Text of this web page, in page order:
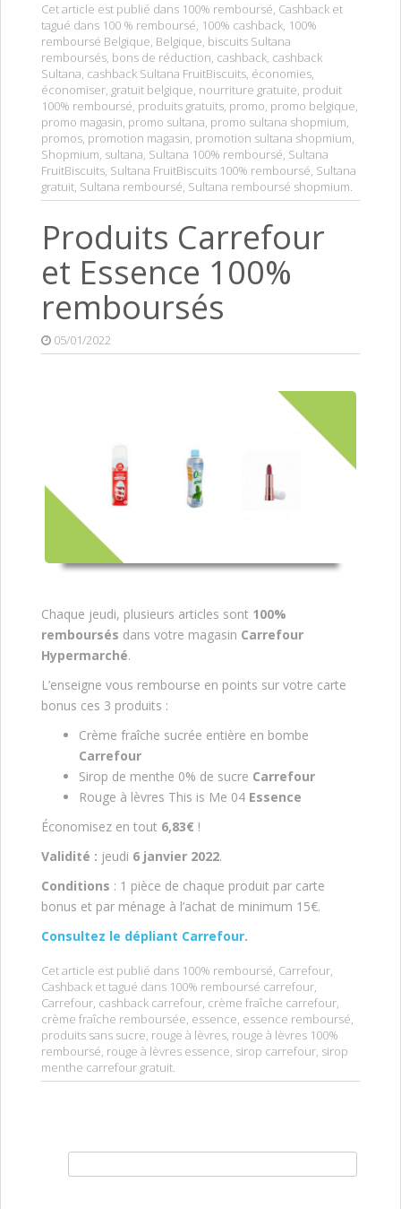
Cet article est publié dans 100% remboursé, Cashback et
tagué dans 100 % remboursé, 100% cashback, 100%
remboursé Belgique, Belgique, biscuits Sultana
remboursés, bons de réduction, cashback, cashback
Sultana, cashback Sultana FruitBiscuits, économies,
économiser, gratuit belgique, nourriture gratuite, produit
100% remboursé, produits gratuits, promo, promo belgique,
promo magasin, promo sultana, promo sultana shopmium,
promos, promotion magasin, promotion sultana shopmium,
Shopmium, sultana, Sultana 100% remboursé, Sultana
FruitBiscuits, Sultana FruitBiscuits 100% remboursé, Sultana
gratuit, Sultana remboursé, Sultana remboursé shopmium.
Produits Carrefour
et Essence 100%
remboursés
05/01/2022
Chaque jeudi, plusieurs articles sont 100%
remboursés dans votre magasin Carrefour
Hypermarché.
L’enseigne vous rembourse en points sur votre carte
bonus ces 3 produits :
Crème fraîche sucrée entière en bombe
Carrefour
Sirop de menthe 0% de sucre Carrefour
Rouge à lèvres This is Me 04 Essence
Économisez en tout 6,83€ !
Validité : jeudi 6 janvier 2022.
Conditions : 1 pièce de chaque produit par carte
bonus et par ménage à l’achat de minimum 15€.
Consultez le dépliant Carrefour.
Cet article est publié dans 100% remboursé, Carrefour,
Cashback et tagué dans 100% remboursé carrefour,
Carrefour, cashback carrefour, crème fraîche carrefour,
crème fraîche remboursée, essence, essence remboursé,
produits sans sucre, rouge à lèvres, rouge à lèvres 100%
remboursé, rouge à lèvres essence, sirop carrefour, sirop
menthe carrefour gratuit.